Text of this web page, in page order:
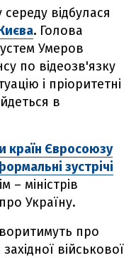
відбулася
. Голова
Умеров
по відеозв'язку
і пріоритетні
в
країн Євросоюзу
зустрічі
– міністрів
Україну.
про
військової